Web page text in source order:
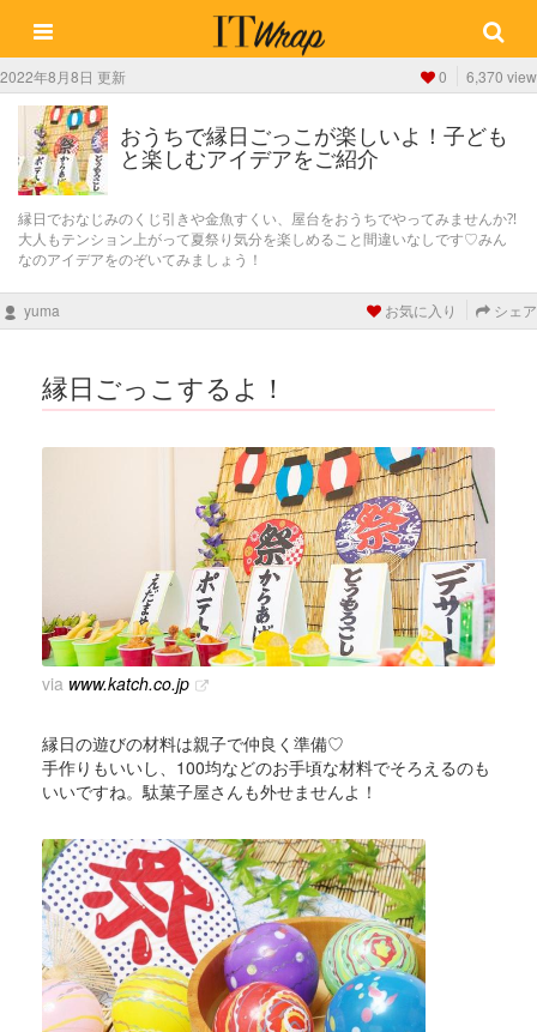
2022年8月8日 更新 0 6,370 view
おうちで縁日ごっこが楽しいよ！子ども
と楽しむアイデアをご紹介
縁日でおなじみのくじ引きや金魚すくい、屋台をおうちでやってみませんか⁈
大人もテンション上がって夏祭り気分を楽しめること間違いなしです♡みん
なのアイデアをのぞいてみましょう！
yuma お気に入り シェア
縁日ごっこするよ！
via www.katch.co.jp
縁日の遊びの材料は親子で仲良く準備♡
手作りもいいし、100均などのお手頃な材料でそろえるのも
いいですね。駄菓子屋さんも外せませんよ！